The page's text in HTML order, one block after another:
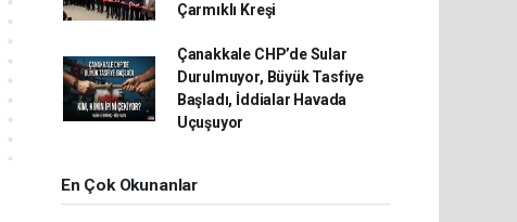
Çarmıklı Kreşi
Çanakkale CHP’de Sular
Durulmuyor, Büyük Tasfiye
Başladı, İddialar Havada
Uçuşuyor
En Çok Okunanlar